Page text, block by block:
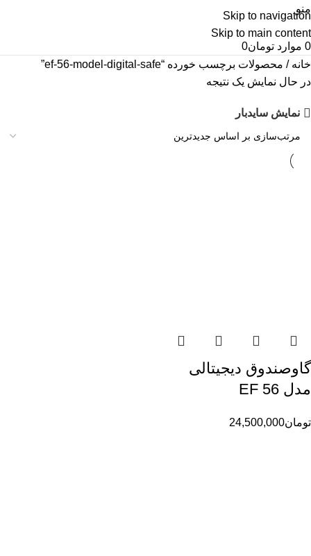
Skip to navigation
Skip to main content
منو
0 موارد تومان0
خانه محصولات برچسب خورده “ef-56-model-digital-safe”
در حال نمایش یک نتیجه
نمایش سایدبار
گاوصندوق دیجیتالی
مدل EF 56
تومان24,500,000